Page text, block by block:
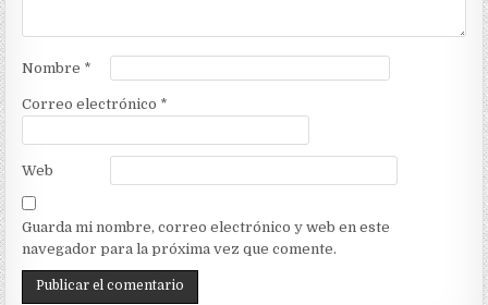
Nombre *
Correo electrónico *
Web
Guarda mi nombre, correo electrónico y web en este
navegador para la próxima vez que comente.